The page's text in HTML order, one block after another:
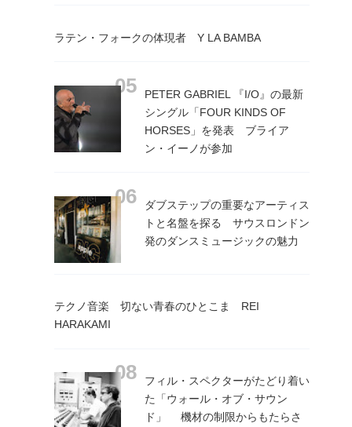
ラテン・フォークの体現者 Y LA BAMBA
PETER GABRIEL 『I/O』の最新
シングル「FOUR KINDS OF
HORSES」を発表 ブライア
ン・イーノが参加
ダブステップの重要なアーティス
トと名盤を探る サウスロンドン
発のダンスミュージックの魅力
テクノ音楽 切ない青春のひとこま REI
HARAKAMI
フィル・スペクターがたどり着い
た「ウォール・オブ・サウン
ド」 機材の制限からもたらさ